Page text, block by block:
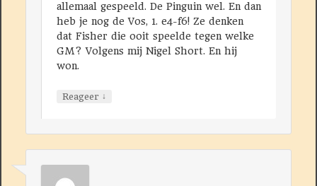
allemaal gespeeld. De Pinguin wel. En dan
heb je nog de Vos, 1. e4-f6! Ze denken
dat Fisher die ooit speelde tegen welke
GM? Volgens mij Nigel Short. En hij
won.
Reageer ↓